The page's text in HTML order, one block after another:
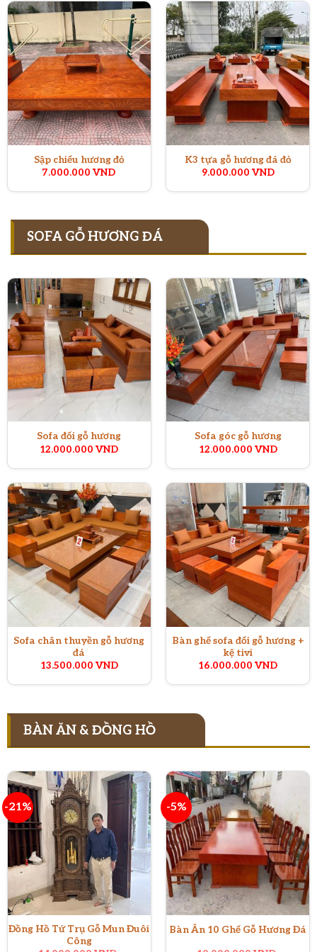
Sập chiếu hương đỏ
7.000.000VND
K3 tựa gỗ hương đá đỏ
9.000.000 VND
SOFA GỖ HƯƠNG ĐÁ
Sofa đối gỗ hương
12.000.000VND
Sofa góc gỗ hương
12.000.000 VND
Sofa chân thuyền gỗ hương
đá
13.500.000 VND
Bàn ghế sofa đối gỗ hương +
kệ tivi
16.000.000VND
BÀN ĂN & ĐỒNG HỒ
-21%
Đồng Hồ Tứ Trụ Gỗ Mun Đuôi
Công
-5%
Bàn Ăn 10 Ghế Gỗ Hương Đá